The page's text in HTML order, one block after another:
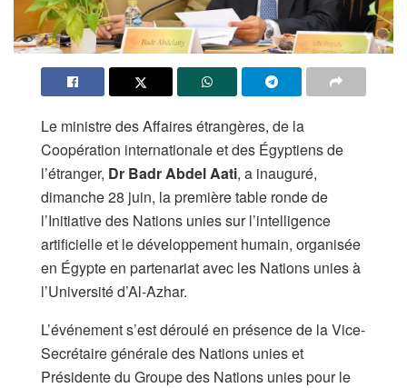
Le ministre des Affaires étrangères, de la
Coopération internationale et des Égyptiens de
l’étranger, Dr Badr Abdel Aati, a inauguré,
dimanche 28 juin, la première table ronde de
l’Initiative des Nations unies sur l’intelligence
artificielle et le développement humain, organisée
en Égypte en partenariat avec les Nations unies à
l’Université d’Al-Azhar.
L’événement s’est déroulé en présence de la Vice-
Secrétaire générale des Nations unies et
Présidente du Groupe des Nations unies pour le